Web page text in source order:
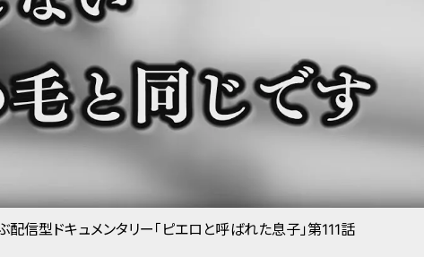
信型ドキュメンタリー「ピエロと呼ばれた息子」第111話